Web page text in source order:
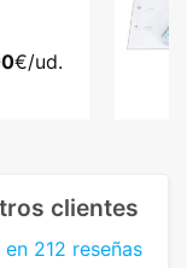
€/ud.
clientes
en 212 reseñas